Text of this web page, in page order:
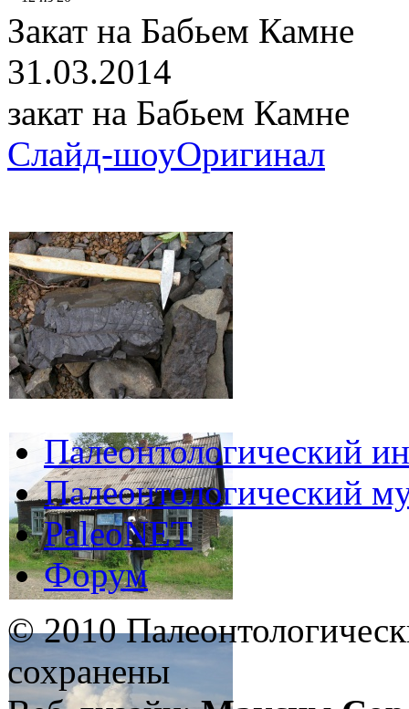
Закат на Бабьем Камне
31.03.2014
закат на Бабьем Камне
Слайд-шоуОригинал
Палеонтологический
Палеонтологический
PaleoNET
Форум
© 2010
сохранены